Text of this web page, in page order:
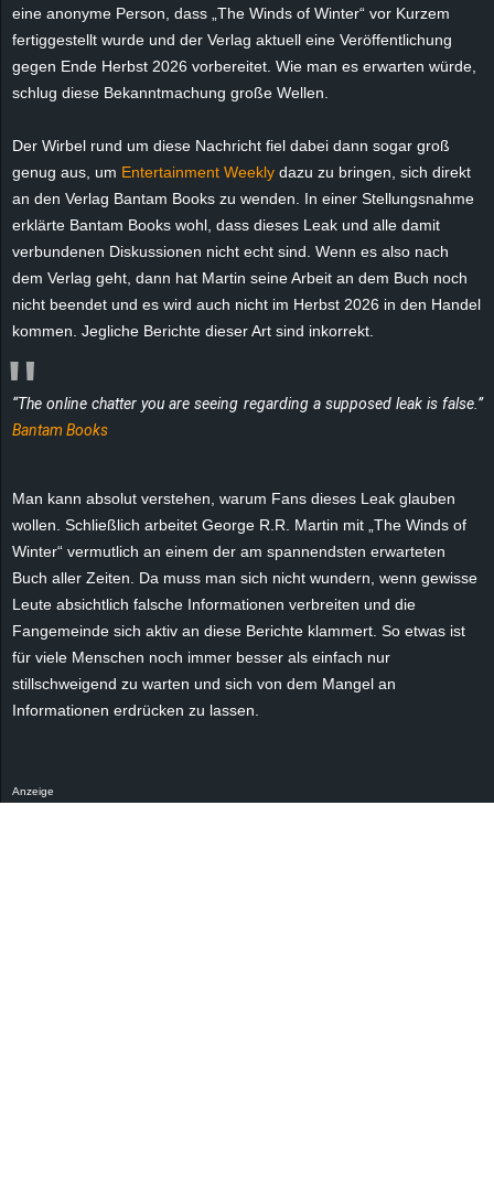
l
eine anonyme Person, dass „The Winds of Winter“ vor Kurzem
fertiggestellt wurde und der Verlag aktuell eine Veröffentlichung
gegen Ende Herbst 2026 vorbereitet. Wie man es erwarten würde,
schlug diese Bekanntmachung große Wellen.
Der Wirbel rund um diese Nachricht fiel dabei dann sogar groß
genug aus, um Entertainment Weekly dazu zu bringen, sich direkt
an den Verlag Bantam Books zu wenden. In einer Stellungsnahme
erklärte Bantam Books wohl, dass dieses Leak und alle damit
verbundenen Diskussionen nicht echt sind. Wenn es also nach
dem Verlag geht, dann hat Martin seine Arbeit an dem Buch noch
nicht beendet und es wird auch nicht im Herbst 2026 in den Handel
kommen. Jegliche Berichte dieser Art sind inkorrekt.
“The online chatter you are seeing regarding a supposed leak is false.”
Bantam Books
Man kann absolut verstehen, warum Fans dieses Leak glauben
wollen. Schließlich arbeitet George R.R. Martin mit „The Winds of
Winter“ vermutlich an einem der am spannendsten erwarteten
Buch aller Zeiten. Da muss man sich nicht wundern, wenn gewisse
Leute absichtlich falsche Informationen verbreiten und die
Fangemeinde sich aktiv an diese Berichte klammert. So etwas ist
für viele Menschen noch immer besser als einfach nur
stillschweigend zu warten und sich von dem Mangel an
Informationen erdrücken zu lassen.
Anzeige